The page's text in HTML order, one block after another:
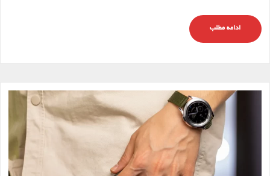
ادامه مطلب